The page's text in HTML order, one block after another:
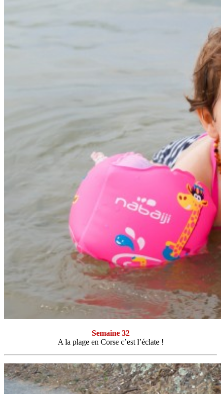
Semaine 32
A la plage en Corse c’est l’éclate !